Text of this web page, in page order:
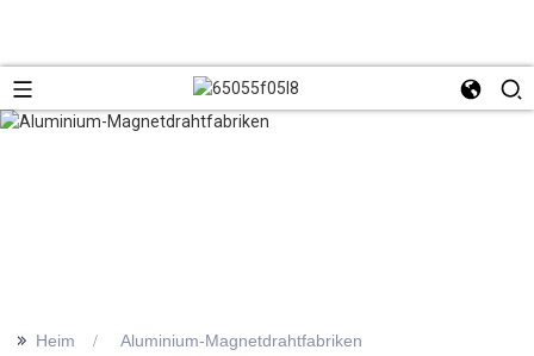
>> Heim Aluminium-Magnetdrahtfabriken